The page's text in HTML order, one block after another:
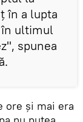
în a lupta
în ultimul
spunea
ore şi mai era